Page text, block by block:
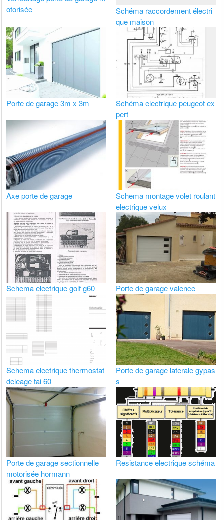
otorisée
Schéma raccordement électri
que maison
Porte de garage 3m x 3m
Schéma electrique peugeot ex
pert
Axe porte de garage
Schema montage volet roulant
electrique velux
Schema electrique golf g60 Porte de garage valence
Schema electrique thermostat
deleage tai 60
Porte de garage laterale gypas
s
Porte de garage sectionnelle
motorisée hormann
Resistance electrique schéma